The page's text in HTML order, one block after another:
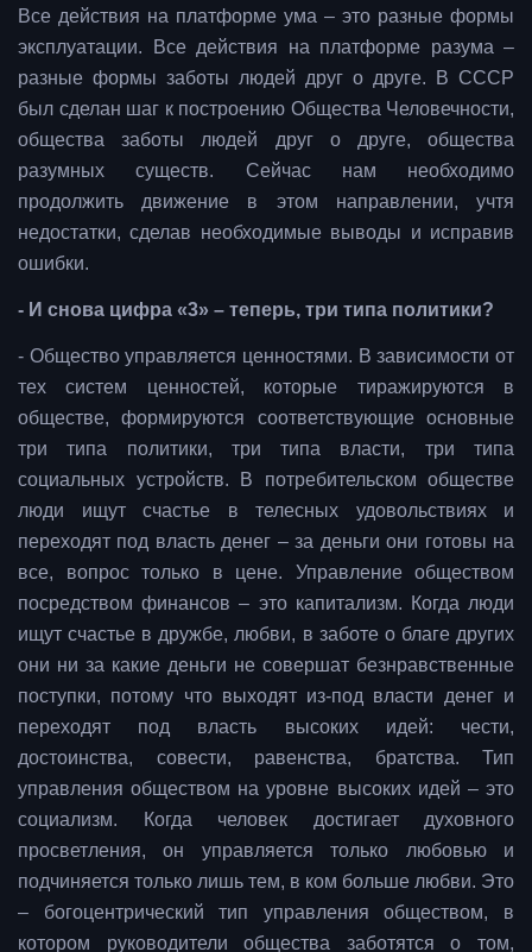
Все действия на платформе ума – это разные формы
эксплуатации. Все действия на платформе разума –
разные формы заботы людей друг о друге. В СССР
был сделан шаг к построению Общества Человечности,
общества заботы людей друг о друге, общества
разумных существ. Сейчас нам необходимо
продолжить движение в этом направлении, учтя
недостатки, сделав необходимые выводы и исправив
ошибки.
- И снова цифра «3» – теперь, три типа политики?
- Общество управляется ценностями. В зависимости от
тех систем ценностей, которые тиражируются в
обществе, формируются соответствующие основные
три типа политики, три типа власти, три типа
социальных устройств. В потребительском обществе
люди ищут счастье в телесных удовольствиях и
переходят под власть денег – за деньги они готовы на
все, вопрос только в цене. Управление обществом
посредством финансов – это капитализм. Когда люди
ищут счастье в дружбе, любви, в заботе о благе других
они ни за какие деньги не совершат безнравственные
поступки, потому что выходят из-под власти денег и
переходят под власть высоких идей: чести,
достоинства, совести, равенства, братства. Тип
управления обществом на уровне высоких идей – это
социализм. Когда человек достигает духовного
просветления, он управляется только любовью и
подчиняется только лишь тем, в ком больше любви. Это
– богоцентрический тип управления обществом, в
котором руководители общества заботятся о том,